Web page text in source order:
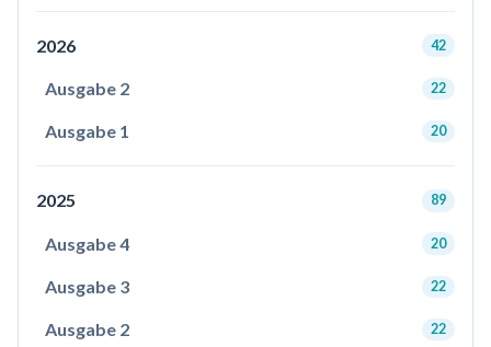
2026 42
Ausgabe 2 22
Ausgabe 1 20
2025 89
Ausgabe 4 20
Ausgabe 3 22
Ausgabe 2 22